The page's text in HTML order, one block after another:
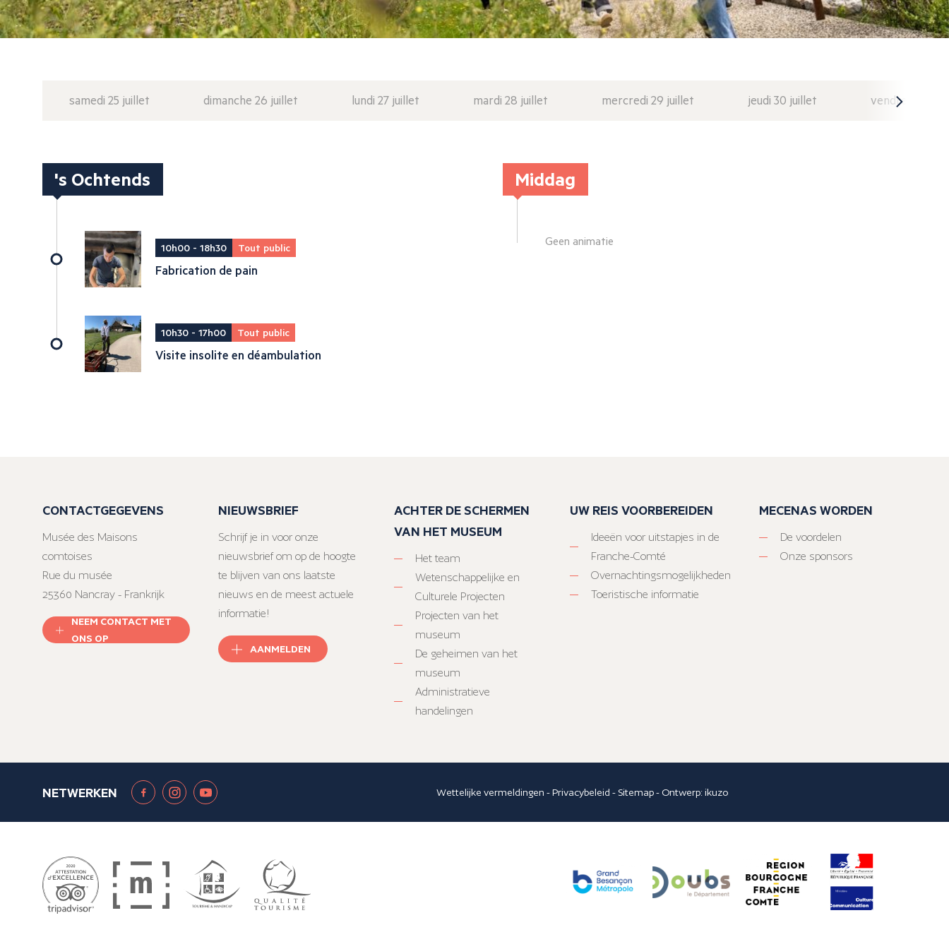
samedi 25 juillet dimanche 26 juillet lundi 27 juillet mardi 28 juillet mercredi 29 juillet jeudi 30 juillet vendredi 31
's Ochtends
10h00 - 18h30 Tout public
Fabrication de pain
10h30 - 17h00 Tout public
Visite insolite en déambulation
Middag
Geen animatie
CONTACTGEGEVENS
Musée des Maisons
comtoises
Rue du musée
25360 Nancray - Frankrijk
NEEM CONTACT MET
ONS OP
NIEUWSBRIEF
Schrijf je in voor onze
nieuwsbrief om op de hoogte
te blijven van ons laatste
nieuws en de meest actuele
informatie!
AANMELDEN
ACHTER DE SCHERMEN
VAN HET MUSEUM
Het team
Wetenschappelijke en
Culturele Projecten
Projecten van het
museum
De geheimen van het
museum
Administratieve
handelingen
UW REIS VOORBEREIDEN
Ideeën voor uitstapjes in de
Franche-Comté
Overnachtingsmogelijkheden
Toeristische informatie
MECENAS WORDEN
De voordelen
Onze sponsors
NETWERKEN Wettelijke vermeldingen -Privacybeleid - Sitemap- Ontwerp:ikuzo